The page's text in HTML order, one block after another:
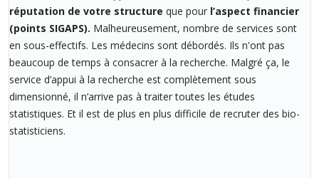
réputation de votre structure que pour l’aspect financier
(points SIGAPS). Malheureusement, nombre de services sont
en sous-effectifs. Les médecins sont débordés. Ils n'ont pas
beaucoup de temps à consacrer à la recherche. Malgré ça, le
service d’appui à la recherche est complètement sous
dimensionné, il n’arrive pas à traiter toutes les études
statistiques. Et il est de plus en plus difficile de recruter des bio-
statisticiens.